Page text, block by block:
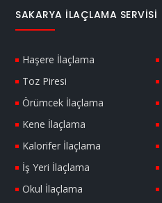
SAKARYA İLAÇLAMA SERVISI
Haşere İlaçlama
Toz Piresi
Örümcek İlaçlama
Kene İlaçlama
Kalorifer İlaçlama
İş Yeri İlaçlama
Okul İlaçlama